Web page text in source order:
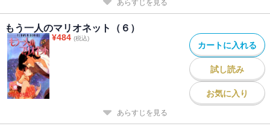
あらすじを見る
もう一人のマリオネット（６）
¥484 (税込)
カートに入れる
試し読み
お気に入り
あらすじを見る